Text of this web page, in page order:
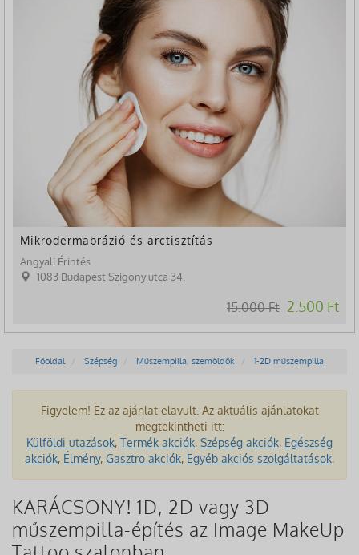
Mikrodermabrázió és arctisztítás
Angyali Érintés
1083 Budapest Szigony utca 34.
15.000 Ft 2.500 Ft
Főoldal Szépség Műszempilla, szemöldök 1-2D műszempilla
Figyelem! Ez az ajánlat elavult. Az aktuális ajánlatokat
megtekintheti itt:
Külföldi utazások, Termék akciók, Szépség akciók, Egészség
akciók, Élmény, Gasztro akciók, Egyéb akciós szolgáltatások,
KARÁCSONY! 1D, 2D vagy 3D
műszempilla-építés az Image MakeUp